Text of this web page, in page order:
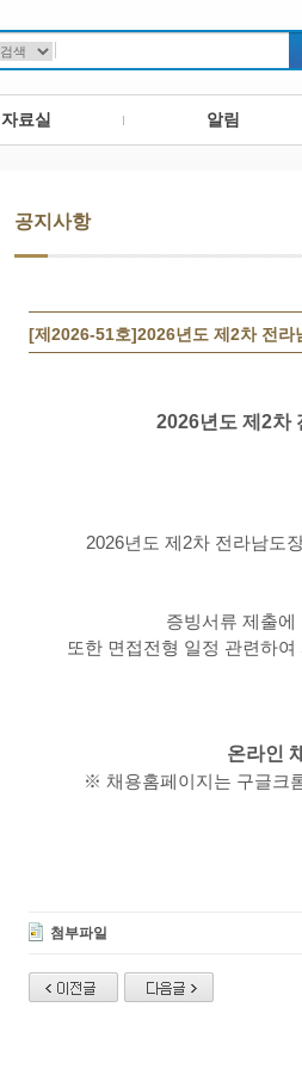
자료실 알림
공지사항
[제2026-51호]2026년도 제2차 전라
2026년도 제 2차
2026년도 제 2차 전라남도
증빙서류 제출
또한 면접전형 일정 관련하
온라인
※ 채용홈페이지는 구글크
첨부파일